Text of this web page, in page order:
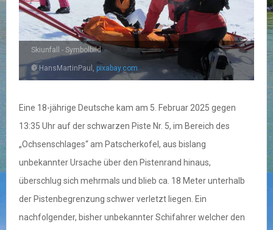
Skiunfall - Symbolbild
© HansMartinPaul, pixabay.com
Eine 18-jährige Deutsche kam am 5. Februar 2025 gegen
13:35 Uhr auf der schwarzen Piste Nr. 5, im Bereich des
„Ochsenschlages“ am Patscherkofel, aus bislang
unbekannter Ursache über den Pistenrand hinaus,
überschlug sich mehrmals und blieb ca. 18 Meter unterhalb
der Pistenbegrenzung schwer verletzt liegen. Ein
nachfolgender, bisher unbekannter Schifahrer welcher den